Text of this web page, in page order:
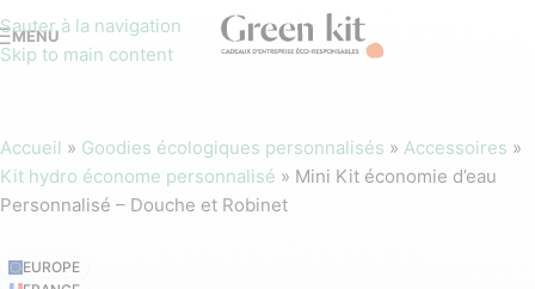
Sauter à la navigation
Skip to main content
MENU
Accueil » Goodies écologiques personnalisés » Accessoires »
Kit hydro économe personnalisé » Mini Kit économie d’eau
Personnalisé – Douche et Robinet
EUROPE